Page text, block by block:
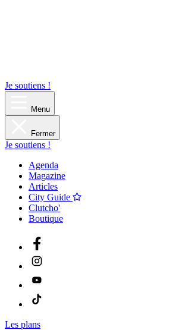
Je soutiens !
Menu
Fermer
Je soutiens !
Agenda
Magazine
Articles
City Guide
Clutcho'
Boutique
Les plans